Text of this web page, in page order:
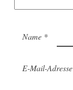
Name *
E-Mail-Adresse